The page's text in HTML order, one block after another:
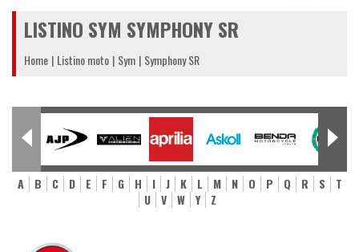
LISTINO SYM SYMPHONY SR
Home Listino moto Sym Symphony SR
A B C D E F G H I J K L M N O P Q R S
T
U
V W Y Z